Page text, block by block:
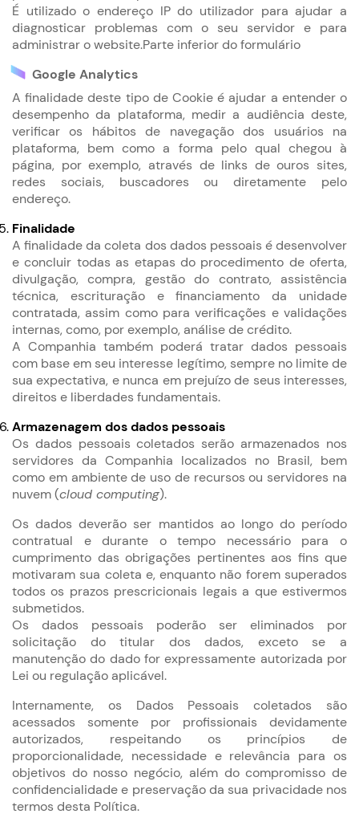
É utilizado o endereço IP do utilizador para ajudar a
diagnosticar problemas com o seu servidor e para
administrar o website.Parte inferior do formulário
Google Analytics
A finalidade deste tipo de Cookie é ajudar a entender o
desempenho da plataforma, medir a audiência deste,
verificar os hábitos de navegação dos usuários na
plataforma, bem como a forma pelo qual chegou à
página, por exemplo, através de links de ouros sites,
redes sociais, buscadores ou diretamente pelo
endereço.
Finalidade
A finalidade da coleta dos dados pessoais é desenvolver
e concluir todas as etapas do procedimento de oferta,
divulgação, compra, gestão do contrato, assistência
técnica, escrituração e financiamento da unidade
contratada, assim como para verificações e validações
internas, como, por exemplo, análise de crédito.
A Companhia também poderá tratar dados pessoais
com base em seu interesse legítimo, sempre no limite de
sua expectativa, e nunca em prejuízo de seus interesses,
direitos e liberdades fundamentais.
Armazenagem dos dados pessoais
Os dados pessoais coletados serão armazenados nos
servidores da Companhia localizados no Brasil, bem
como em ambiente de uso de recursos ou servidores na
nuvem (cloud computing).
Os dados deverão ser mantidos ao longo do período
contratual e durante o tempo necessário para o
cumprimento das obrigações pertinentes aos fins que
motivaram sua coleta e, enquanto não forem superados
todos os prazos prescricionais legais a que estivermos
submetidos.
Os dados pessoais poderão ser eliminados por
solicitação do titular dos dados, exceto se a
manutenção do dado for expressamente autorizada por
Lei ou regulação aplicável.
Internamente, os Dados Pessoais coletados são
acessados somente por profissionais devidamente
autorizados, respeitando os princípios de
proporcionalidade, necessidade e relevância para os
objetivos do nosso negócio, além do compromisso de
confidencialidade e preservação da sua privacidade nos
termos desta Política.